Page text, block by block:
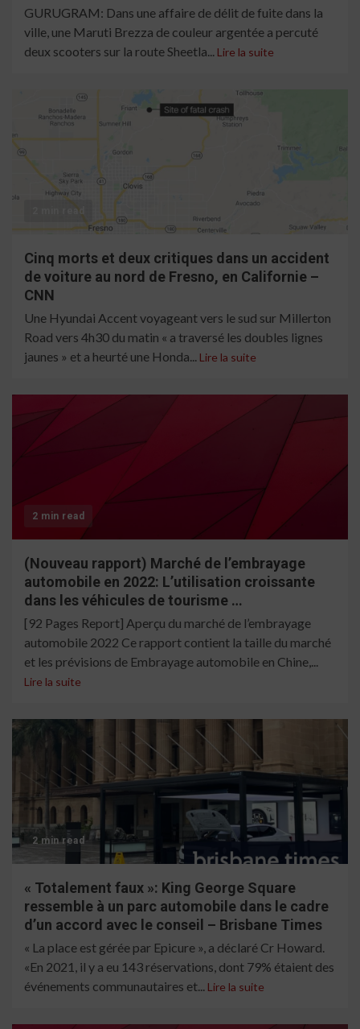
GURUGRAM: Dans une affaire de délit de fuite dans la
ville, une Maruti Brezza de couleur argentée a percuté
deux scooters sur la route Sheetla... Lire la suite
2 min read
Cinq morts et deux critiques dans un accident
de voiture au nord de Fresno, en Californie –
CNN
Une Hyundai Accent voyageant vers le sud sur Millerton
Road vers 4h30 du matin « a traversé les doubles lignes
jaunes » et a heurté une Honda... Lire la suite
2 min read
(Nouveau rapport) Marché de l’embrayage
automobile en 2022: L’utilisation croissante
dans les véhicules de tourisme …
[92 Pages Report] Aperçu du marché de l’embrayage
automobile 2022 Ce rapport contient la taille du marché
et les prévisions de Embrayage automobile en Chine,...
Lire la suite
2 min read
« Totalement faux »: King George Square
ressemble à un parc automobile dans le cadre
d’un accord avec le conseil – Brisbane Times
« La place est gérée par Epicure », a déclaré Cr Howard.
«En 2021, il y a eu 143 réservations, dont 79% étaient des
événements communautaires et... Lire la suite